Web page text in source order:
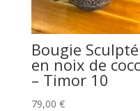
Bougie Sculpté
en noix de
– Timor 10
79,00 €